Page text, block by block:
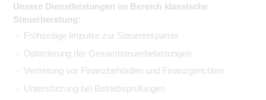
Unsere Dienstleistungen im Bereich klassische
Steuerberatung:
Frühzeitige Impulse zur Steuerersparnis
Optimierung der Gesamtsteuerbelastungen
Vertretung vor Finanzbehörden und Finanzgerichten
Unterstützung bei Betriebsprüfungen